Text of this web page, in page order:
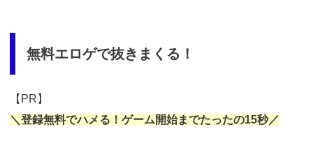
無料エロゲで抜きまくる！
【PR】
＼登録無料でハメる！ゲーム開始までたったの15秒／